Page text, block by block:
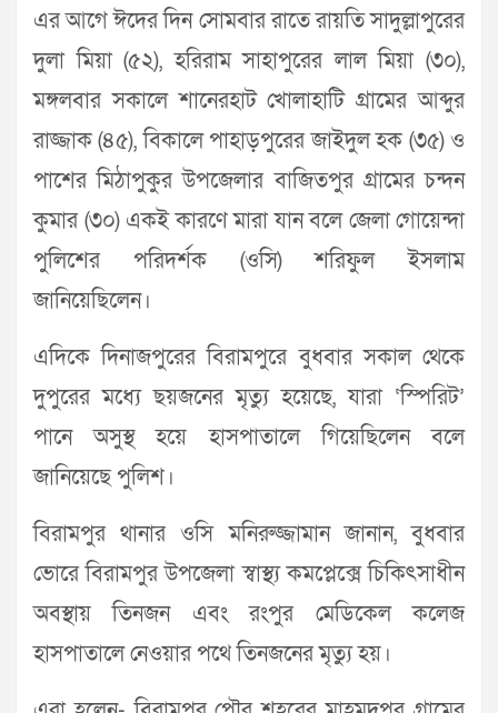
এর আগে ঈদের দিন সোমবার রাতে রায়তি সাদুল্লাপুরের
দুলা মিয়া (৫২), হরিরাম সাহাপুরের লাল মিয়া (৩০),
মঙ্গলবার সকালে শানেরহাট খোলাহাটি গ্রামের আব্দুর
রাজ্জাক (৪৫), বিকালে পাহাড়পুরের জাইদুল হক (৩৫) ও
পাশের মিঠাপুকুর উপজেলার বাজিতপুর গ্রামের চন্দন
কুমার (৩০) একই কারণে মারা যান বলে জেলা গোয়েন্দা
পুলিশের পরিদর্শক (ওসি) শরিফুল ইসলাম
জানিয়েছিলেন।
এদিকে দিনাজপুরের বিরামপুরে বুধবার সকাল থেকে
দুপুরের মধ্যে ছয়জনের মৃত্যু হয়েছে, যারা ‘স্পিরিট’
পানে অসুস্থ হয়ে হাসপাতালে গিয়েছিলেন বলে
জানিয়েছে পুলিশ।
বিরামপুর থানার ওসি মনিরুজ্জামান জানান, বুধবার
ভোরে বিরামপুর উপজেলা স্বাস্থ্য কমপ্লেক্সে চিকিৎসাধীন
অবস্থায় তিনজন এবং রংপুর মেডিকেল কলেজ
হাসপাতালে নেওয়ার পথে তিনজনের মৃত্যু হয়।